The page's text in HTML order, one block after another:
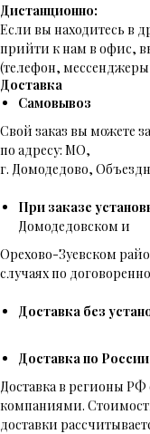
Дистанционно:
Если вы находитесь в
прийти к нам в офис,
(телефон,
Доставка
Самовывоз
Свой заказ вы можете
по адресу: МО,
г. Домодедово,
При заказе
Домодедовском и
Орехово-Зуевском
случаях по
Доставка без
Доставка по России
Доставка в регионы
компаниями.
доставки